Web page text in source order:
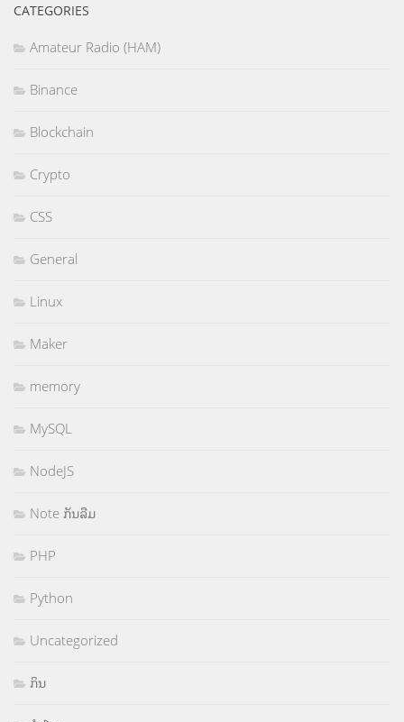
CATEGORIES
Amateur Radio (HAM)
Binance
Blockchain
Crypto
CSS
General
Linux
Maker
memory
MySQL
NodeJS
Note ກັນລືມ
PHP
Python
Uncategorized
ກິນ